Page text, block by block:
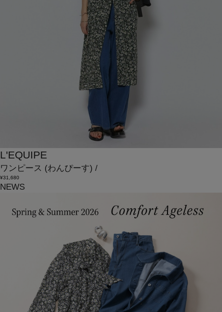
L'EQUIPE
ワンピース (わんぴーす) /
¥31,680
NEWS